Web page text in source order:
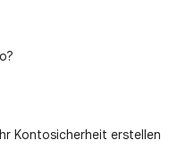
Kontosicherheit erstellen